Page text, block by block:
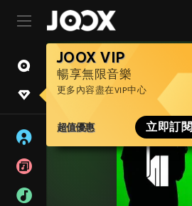
JOOX VIP
暢享無限音樂
更多內容盡在VIP中心
超值優惠 立即訂閱